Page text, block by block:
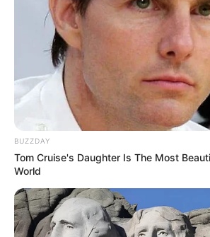
BUZZDAY
Tom Cruise's Daughter Is The Most
World